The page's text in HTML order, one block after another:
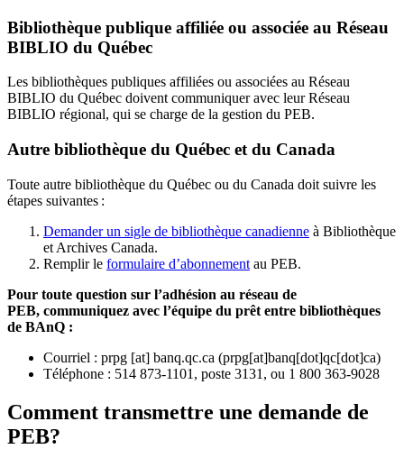
Bibliothèque publique affiliée ou associée au Réseau
BIBLIO du Québec
Les bibliothèques publiques affiliées ou associées au Réseau
BIBLIO du Québec doivent communiquer avec leur Réseau
BIBLIO régional, qui se charge de la gestion du PEB.
Autre bibliothèque du Québec et du Canada
Toute autre bibliothèque du Québec ou du Canada doit suivre les
étapes suivantes :
Demander un sigle de bibliothèque canadienne à Bibliothèque
et Archives Canada.
Remplir le formulaire d’abonnement au PEB.
Pour toute question sur l’adhésion au réseau de
PEB, communiquez avec l’équipe du prêt entre bibliothèques
de BAnQ :
Courriel : prpg [at] banq.qc.ca (prpg[at]banq[dot]qc[dot]ca)
Téléphone : 514 873-1101, poste 3131, ou 1 800 363-9028
Comment transmettre une demande de
PEB?